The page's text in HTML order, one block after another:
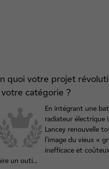
quoi votre projet
votre catégorie ?
En intégrant une
radiateur électrique
Lancey renouvelle
l’image du vieux «
inefficace et
un outi...